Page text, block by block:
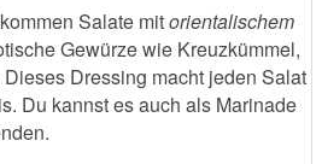
Salate mitorientalischem
Gewürze wie Kreuzkümmel,
Dressing macht jeden Salat
Du kannst es auch als Marinade